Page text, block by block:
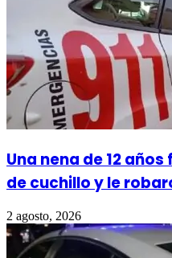
Una nena de 12
de cuchillo y le
2 agosto, 2026